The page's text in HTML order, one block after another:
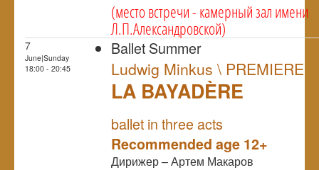
(место встречи - камерный зал имени
Л.П.Александровской)
7
June|Sunday
18:00 - 20:45
Ballet Summer
Ludwig Minkus \ PREMIERE
LA BAYADÈRE
ballet in three acts
Recommended age 12+
Дирижер – Артем Макаров